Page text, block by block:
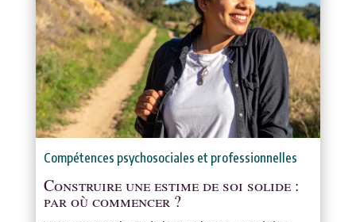
Compétences psychosociales et professionnelles
Construire une estime de soi solide :
par où commencer ?